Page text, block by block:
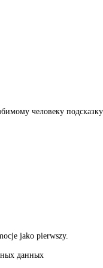
человеку подсказку
jako pierwszy.
данных